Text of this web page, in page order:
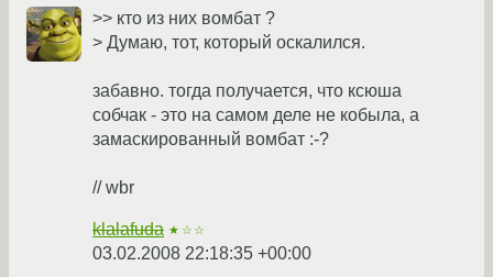
>> кто из них вомбат ?
> Думаю, тот, который оскалился.
забавно. тогда получается, что ксюша
собчак - это на самом деле не кобыла, а
замаскированный вомбат :-?
// wbr
klalafuda ★☆☆
03.02.2008 22:18:35 +00:00